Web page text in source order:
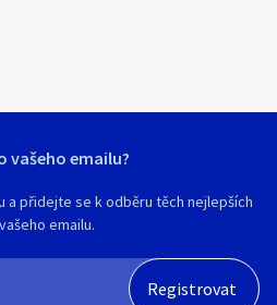
vašeho emailu?
a přidejte se k odběru těch nejlepších
emailu.